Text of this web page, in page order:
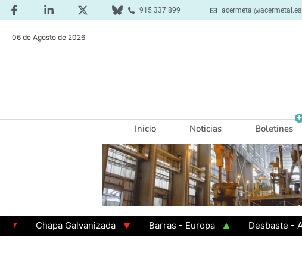
915 337 899 acermetal@acermetal.es
06 de Agosto de 2026
Inicio Noticias Boletines
Chapa Galvanizada Barras - Europa Desbaste - Asia